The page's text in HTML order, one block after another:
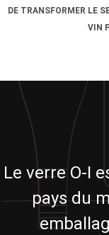
DE TRANSFORMER LE
VIN
Le verre O-I
pays du